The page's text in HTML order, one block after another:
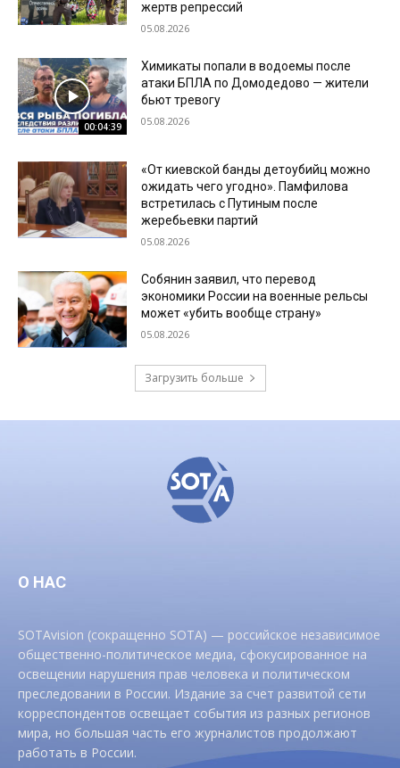
жертв репрессий
05.08.2026
00:04:39
Химикаты попали в водоемы после
атаки БПЛА по Домодедово — жители
бьют тревогу
05.08.2026
«От киевской банды детоубийц можно
ожидать чего угодно». Памфилова
встретилась с Путиным после
жеребьевки партий
05.08.2026
Собянин заявил, что перевод
экономики России на военные рельсы
может «убить вообще страну»
05.08.2026
Загрузить больше
О НАС
SOTAvision (сокращенно SOTA) — российское независимое
общественно-политическое медиа, сфокусированное на
освещении нарушения прав человека и политическом
преследовании в России. Издание за счет развитой сети
корреспондентов освещает события из разных регионов
мира, но большая часть его журналистов продолжают
работать в России.